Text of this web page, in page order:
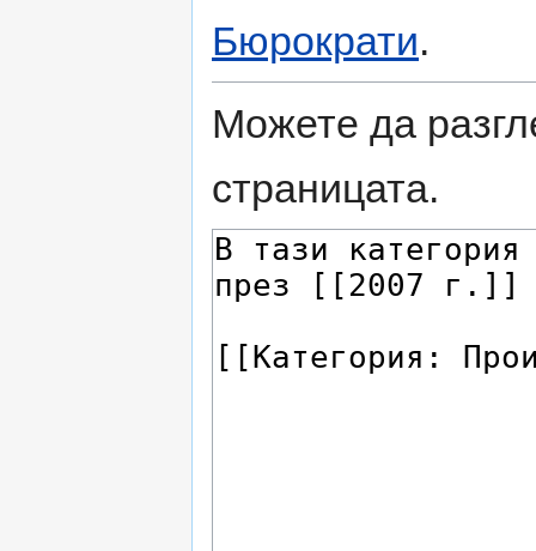
Бюрократи.
Можете да
страницата.